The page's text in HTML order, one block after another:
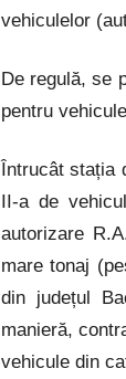
vehiculelor
De regulă, se
pentru
Întrucât stația
II-a de
autorizare
mare tonaj
din județul
manieră,
vehicule din